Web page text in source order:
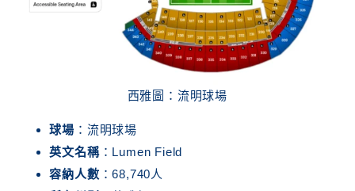
西雅圖：流明球場
球場 ：流明球場
英文名稱：Lumen Field
容納人數 ：68,740人